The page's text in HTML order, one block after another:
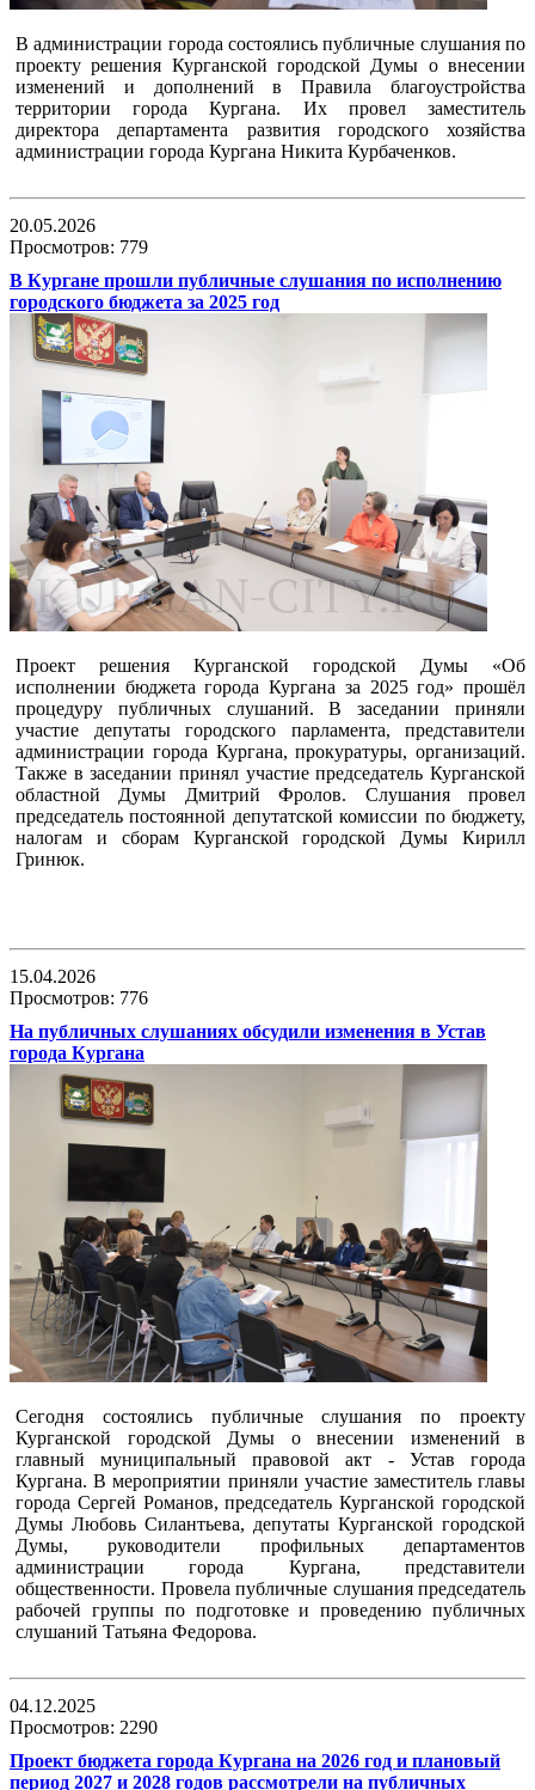
В администрации города состоялись публичные слушания по
проекту решения Курганской городской Думы о внесении
изменений и дополнений в Правила благоустройства
территории города Кургана. Их провел заместитель
директора департамента развития городского хозяйства
администрации города Кургана Никита Курбаченков.
20.05.2026
Просмотров: 779
В Кургане прошли публичные слушания по исполнению
городского бюджета за 2025 год
Проект решения Курганской городской Думы «Об
исполнении бюджета города Кургана за 2025 год» прошёл
процедуру публичных слушаний. В заседании приняли
участие депутаты городского парламента, представители
администрации города Кургана, прокуратуры, организаций.
Также в заседании принял участие председатель Курганской
областной Думы Дмитрий Фролов. Слушания провел
председатель постоянной депутатской комиссии по бюджету,
налогам и сборам Курганской городской Думы Кирилл
Гринюк.
15.04.2026
Просмотров: 776
На публичных слушаниях обсудили изменения в Устав
города Кургана
Сегодня состоялись публичные слушания по проекту
Курганской городской Думы о внесении изменений в
главный муниципальный правовой акт - Устав города
Кургана. В мероприятии приняли участие заместитель главы
города Сергей Романов, председатель Курганской городской
Думы Любовь Силантьева, депутаты Курганской городской
Думы, руководители профильных департаментов
администрации города Кургана, представители
общественности. Провела публичные слушания председатель
рабочей группы по подготовке и проведению публичных
слушаний Татьяна Федорова.
04.12.2025
Просмотров: 2290
Проект бюджета города Кургана на 2026 год и плановый
период 2027 и 2028 годов рассмотрели на публичных